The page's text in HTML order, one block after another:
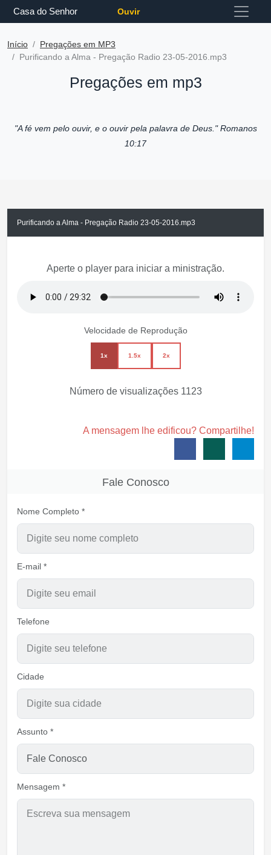
Casa do Senhor Ouvir
Início
Pregações em MP3
Purificando a Alma - Pregação Radio 23-05-2016.mp3
Pregações em mp3
"A fé vem pelo ouvir, e o ouvir pela palavra de Deus."Romanos
10:17
Purificando a Alma - Pregação Radio 23-05-2016.mp3
Aperte o player para iniciar a ministração.
Velocidade de Reprodução
1x 1.5x 2x
Número de visualizações 1123
A mensagem lhe edificou? Compartilhe!
Fale Conosco
Nome Completo *
E-mail *
Telefone
Cidade
Assunto *
Mensagem *